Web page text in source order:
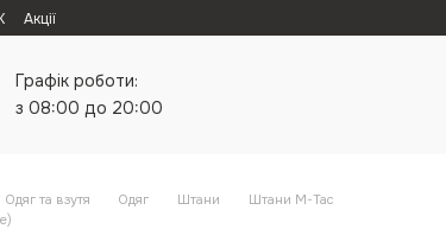
Акції
Графік роботи:
з 08:00 до 20:00
Одяг та взутя Одяг Штани
Штани M-Tac